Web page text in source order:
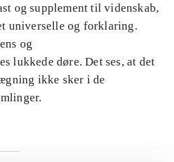
og supplement til videnskab,
universelle og forklaring.
og
lukkede døre. Det ses, at det
ikke sker i de